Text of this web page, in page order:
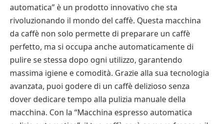
automatica” è un prodotto innovativo che sta
rivoluzionando il mondo del caffè. Questa macchina
da caffè non solo permette di preparare un caffè
perfetto, ma si occupa anche automaticamente di
pulire se stessa dopo ogni utilizzo, garantendo
massima igiene e comodità. Grazie alla sua tecnologia
avanzata, puoi godere di un caffè delizioso senza
dover dedicare tempo alla pulizia manuale della
macchina. Con la “Macchina espresso automatica